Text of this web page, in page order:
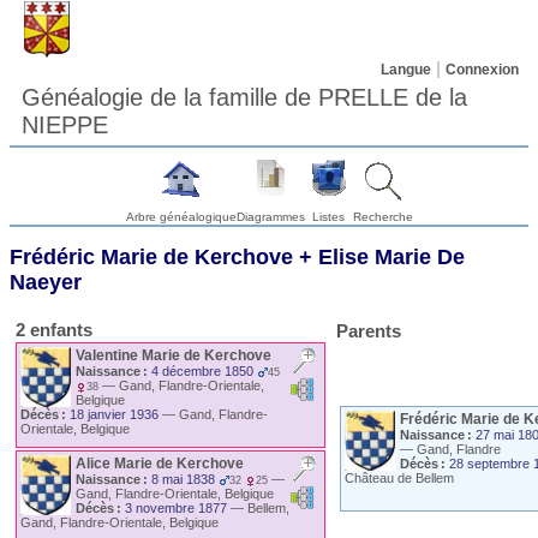
Langue Connexion
Généalogie de la famille de PRELLE de la
NIEPPE
Arbre généalogiqueDiagrammes Listes Recherche
Frédéric Marie de Kerchove + Elise Marie De
Naeyer
2 enfants
Valentine Marie de Kerchove
Naissance : 4 décembre 1850
45
38— Gand, Flandre-Orientale,
Belgique
Décès : 18 janvier 1936 — Gand, Flandre-
Orientale, Belgique
Alice Marie de Kerchove
Naissance : 8 mai 1838 32 25—
Gand, Flandre-Orientale, Belgique
Décès : 3 novembre 1877— Bellem,
Gand, Flandre-Orientale, Belgique
Parents
Frédéric Marie de
Naissance : 27 mai
— Gand, Flandre
Décès : 28 septembre
Château de Bellem